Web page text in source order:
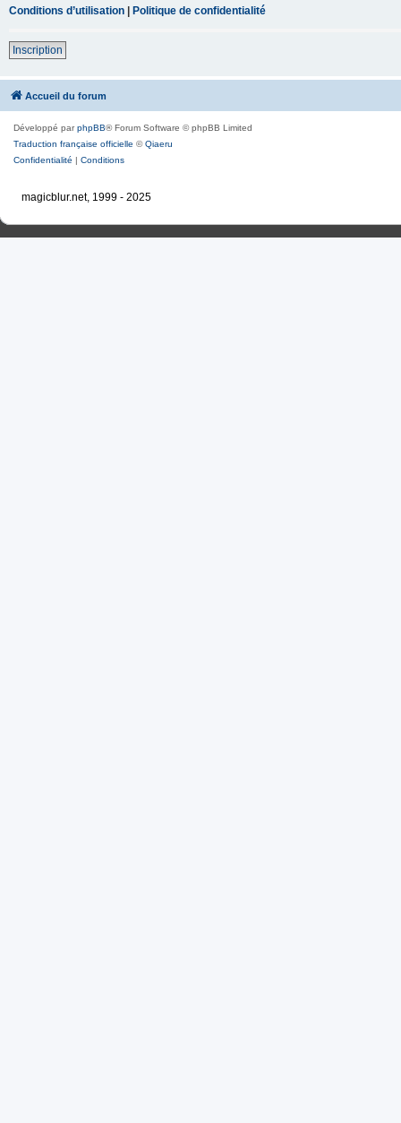
Conditions d’utilisation | Politique de confidentialité
Inscription
Accueil du forum
Développé parphpBB® Forum Software © phpBB Limited
Traduction française officielle ©Qiaeru
Confidentialité | Conditions
magicblur.net, 1999 - 2025